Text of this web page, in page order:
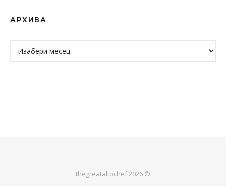
АРХИВА
Архива
thegreataltochef 2026 ©